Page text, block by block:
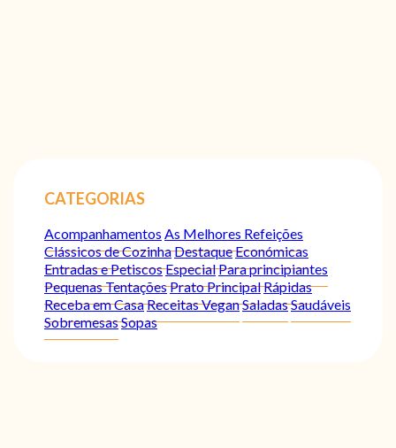
CATEGORIAS
Acompanhamentos As Melhores Refeições
Clássicos de CozinhaDestaqueEconómicas
Entradas e PetiscosEspecialPara principiantes
Pequenas TentaçõesPrato PrincipalRápidas
Receba em CasaReceitas VeganSaladasSaudáveis
SobremesasSopas